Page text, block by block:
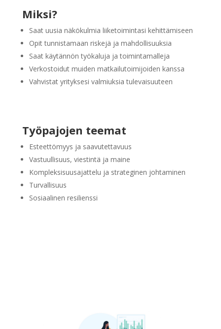
Miksi?
Saat uusia näkökulmia liiketoimintasi kehittämiseen
Opit tunnistamaan riskejä ja mahdollisuuksia
Saat käytännön työkaluja ja toimintamalleja
Verkostoidut muiden matkailutoimijoiden kanssa
Vahvistat yrityksesi valmiuksia tulevaisuuteen
Työpajojen teemat
Esteettömyys ja saavutettavuus
Vastuullisuus, viestintä ja maine
Kompleksisuusajattelu ja strateginen johtaminen
Turvallisuus
Sosiaalinen resilienssi